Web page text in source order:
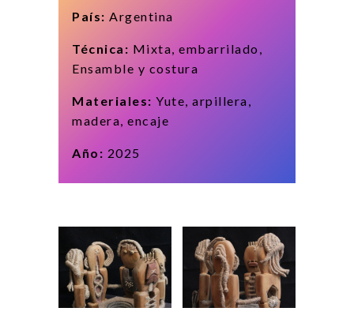
País: Argentina
Técnica: Mixta, embarrilado,
Ensamble y costura
Materiales: Yute, arpillera,
madera, encaje
Año: 2025